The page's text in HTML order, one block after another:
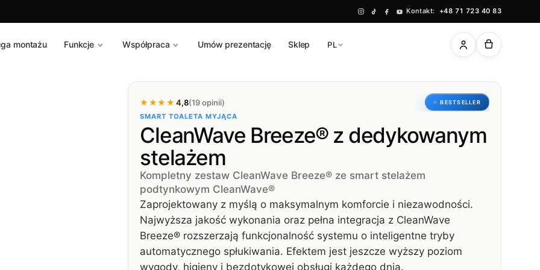
Kontakt: +48 71 723 40 83
montażu Funkcje Współpraca Umów prezentację Sklep PL
★★★★★
★★★★★4,8(19 opinii) BESTSELLER
SMART TOALETA MYJĄCA
CleanWave Breeze® z dedykowanym
stelażem
Kompletny zestaw CleanWave Breeze® ze smart stelażem
podtynkowym CleanWave®
Zaprojektowany z myślą o maksymalnym komforcie i niezawodności.
Najwyższa jakość wykonania oraz pełna integracja z CleanWave
Breeze® rozszerzają funkcjonalność systemu o inteligentne tryby
automatycznego spłukiwania. Efektem jest jeszcze wyższy poziom
wygody, higieny i bezdotykowej obsługi każdego dnia.